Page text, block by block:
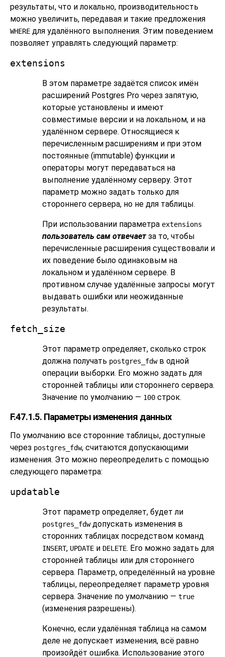
результаты, что и локально, производительность
можно увеличить, передавая и такие предложения
WHERE для удалённого выполнения. Этим поведением
позволяет управлять следующий параметр:
extensions
В этом параметре задаётся список имён
расширений Postgres Pro через запятую,
которые установлены и имеют
совместимые версии и на локальном, и на
удалённом сервере. Относящиеся к
перечисленным расширениям и при этом
постоянные (immutable) функции и
операторы могут передаваться на
выполнение удалённому серверу. Этот
параметр можно задать только для
стороннего сервера, но не для таблицы.
При использовании параметра extensions
пользователь сам отвечаетза то, чтобы
перечисленные расширения существовали и
их поведение было одинаковым на
локальном и удалённом сервере. В
противном случае удалённые запросы могут
выдавать ошибки или неожиданные
результаты.
fetch_size
Этот параметр определяет, сколько строк
должна получать postgres_fdwв одной
операции выборки. Его можно задать для
сторонней таблицы или стороннего сервера.
Значение по умолчанию — 100 строк.
F.47.1.5. Параметры изменения данных
По умолчанию все сторонние таблицы, доступные
через postgres_fdw, считаются допускающими
изменения. Это можно переопределить с помощью
следующего параметра:
updatable
Этот параметр определяет, будет ли
postgres_fdwдопускать изменения в
сторонних таблицах посредством команд
INSERT, UPDATE и DELETE. Его можно задать для
сторонней таблицы или для стороннего
сервера. Параметр, определённый на уровне
таблицы, переопределяет параметр уровня
сервера. Значение по умолчанию — true
(изменения разрешены).
Конечно, если удалённая таблица на самом
деле не допускает изменения, всё равно
произойдёт ошибка. Использование этого